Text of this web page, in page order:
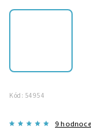
Kód: 54954
9